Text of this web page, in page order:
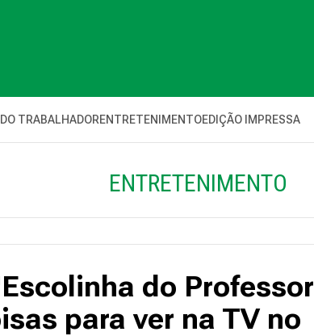
TRABALHADORENTRETENIMENTOEDIÇÃO IMPRESSA
ENTRETENIMENTO
do Professor
para ver na TV no